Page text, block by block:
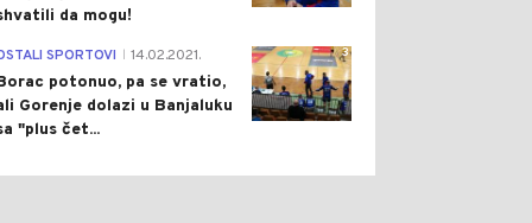
da mogu!
3
SPORTOVI 14.02.2021.
potonuo, pa se vratio,
Gorenje dolazi u Banjaluku
"plus čet...